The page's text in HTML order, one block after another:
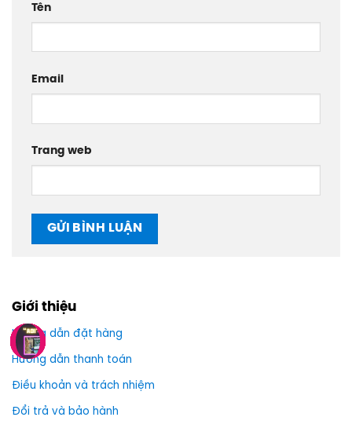
Tên
Email
Trang web
Giới thiệu
Hướng dẫn đặt hàng
Hướng dẫn thanh toán
Điều khoản và trách nhiệm
Đổi trả và bảo hành